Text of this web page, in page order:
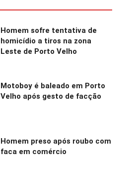
Homem sofre tentativa de
homicídio a tiros na zona
Leste de Porto Velho
Motoboy é baleado em Porto
Velho após gesto de facção
Homem preso após roubo com
faca em comércio